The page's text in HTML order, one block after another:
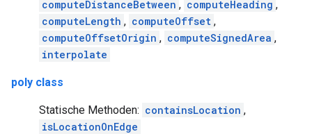
computeDistanceBetween , computeHeading ,
computeLength , computeOffset ,
computeOffsetOrigin , computeSignedArea ,
interpolate
poly class
Statische Methoden: containsLocation ,
isLocationOnEdge